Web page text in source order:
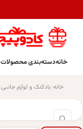
خانهدسته‌بندی محصولات
خانه بادکنک و لوازم جانبی